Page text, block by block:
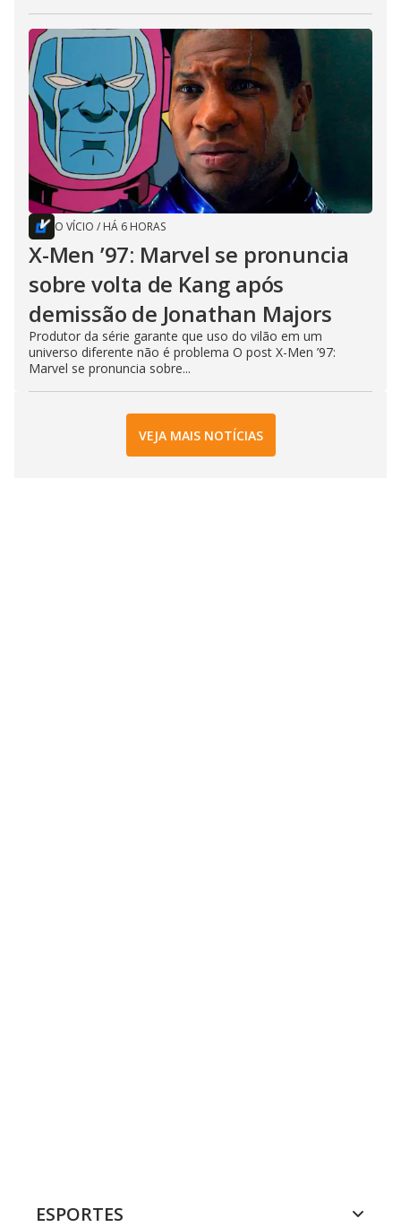
O VÍCIO / HÁ 6 HORAS
X-Men ’97: Marvel se pronuncia
sobre volta de Kang após
demissão de Jonathan Majors
Produtor da série garante que uso do vilão em um
universo diferente não é problema O post X-Men ’97:
Marvel se pronuncia sobre...
VEJA MAIS NOTÍCIAS
ESPORTES